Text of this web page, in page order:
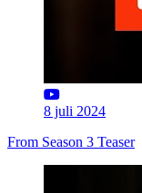
8 juli 2024
From Season 3 Teaser